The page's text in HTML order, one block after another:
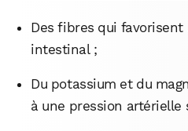
Des fibres qui
intestinal ;
Du potassium et du
à une pression artérielle